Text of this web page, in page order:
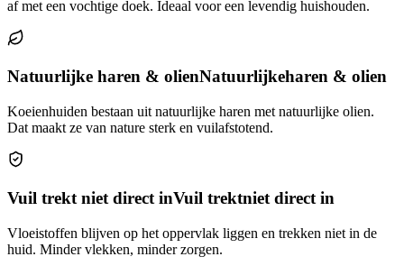
af met een vochtige doek. Ideaal voor een levendig huishouden.
Natuurlijke haren & olienNatuurlijkeharen & olien
Koeienhuiden bestaan uit natuurlijke haren met natuurlijke olien.
Dat maakt ze van nature sterk en vuilafstotend.
Vuil trekt niet direct inVuil trektniet direct in
Vloeistoffen blijven op het oppervlak liggen en trekken niet in de
huid. Minder vlekken, minder zorgen.